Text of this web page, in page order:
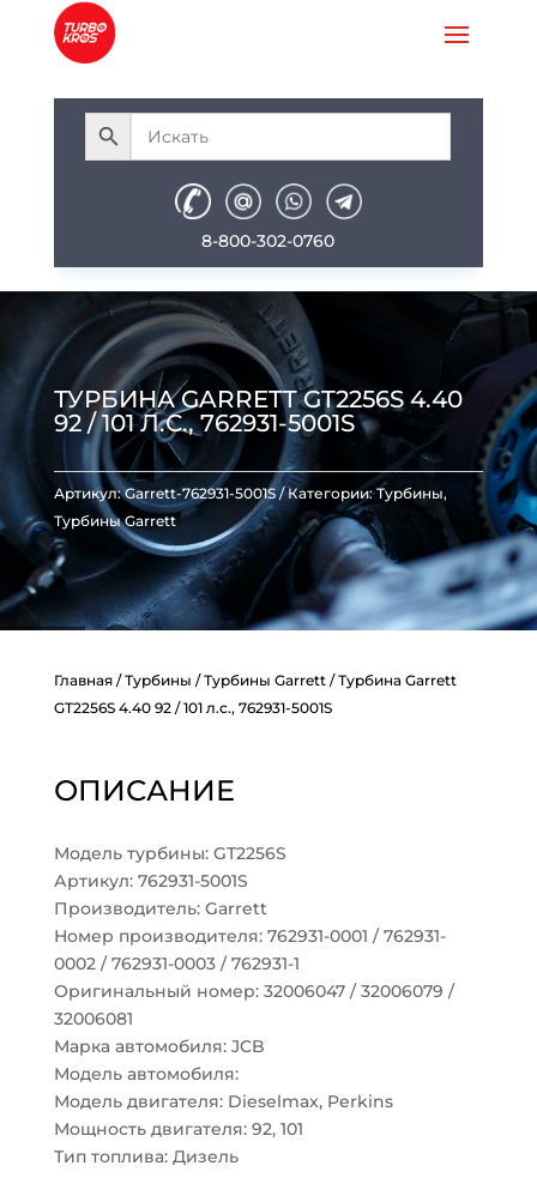
8-800-302-0760
ТУРБИНА GARRETT GT2256S 4.40
92 / 101 Л.С., 762931-5001S
Артикул:Garrett-762931-5001S Категории:Турбины,
Турбины Garrett
Главная/Турбины /Турбины Garrett/ Турбина Garrett
GT2256S 4.40 92 / 101 л.с., 762931-5001S
ОПИСАНИЕ
Модель турбины: GT2256S
Артикул: 762931-5001S
Производитель: Garrett
Номер производителя: 762931-0001 / 762931-
0002 / 762931-0003 / 762931-1
Оригинальный номер: 32006047 / 32006079 /
32006081
Марка автомобиля: JCB
Модель автомобиля:
Модель двигателя: Dieselmax, Perkins
Мощность двигателя: 92, 101
Тип топлива: Дизель